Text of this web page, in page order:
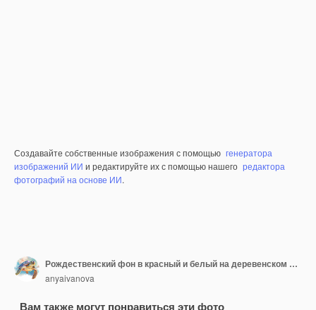
Создавайте собственные изображения с помощью генератора
изображений ИИ и редактируйте их с помощью нашего редактора
фотографий на основе ИИ.
Рождественский фон в красный и белый на деревенском бирюзового дерева
anyaivanova
Вам также могут понравиться эти фото